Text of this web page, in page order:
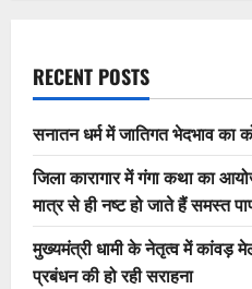
RECENT POSTS
सनातन धर्म में जातिगत भेदभाव का
जिला कारागार में गंगा कथा का
मात्र से ही नष्ट हो जाते हैं समस्त
मुख्यमंत्री धामी के नेतृत्व में कांवड़
प्रबंधन की हो रही सराहना